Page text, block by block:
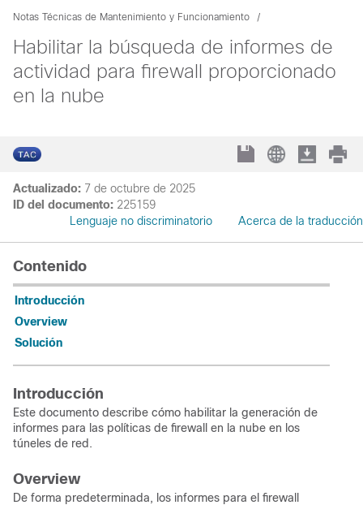
Notas Técnicas de Mantenimiento y Funcionamiento
Habilitar la búsqueda de informes de
actividad para firewall proporcionado
en la nube
Actualizado: 7 de octubre de 2025
ID del documento: 225159
Lenguaje no discriminatorio
Acerca de la traducción
Contenido
Introducción
Overview
Solución
Introducción
Este documento describe cómo habilitar la generación de
informes para las políticas de firewall en la nube en los
túneles de red.
Overview
De forma predeterminada, los informes para el firewall